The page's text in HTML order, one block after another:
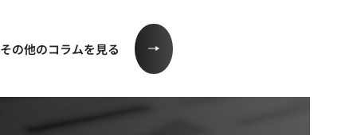
その他のコラムを見る